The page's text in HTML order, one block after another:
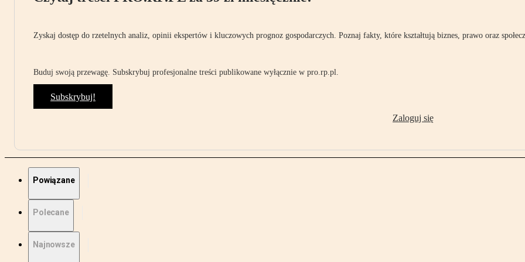
Zyskaj dostęp do rzetelnych analiz, opinii ekspertów i kluczowych prognoz gospodarczych. Poznaj fakty, które kształtują biznes, prawo oraz
Buduj swoją przewagę. Subskrybuj profesjonalne treści publikowane wyłącznie w pro.rp.pl.
Subskrybuj!
Zaloguj się
Powiązane
Polecane
Najnowsze